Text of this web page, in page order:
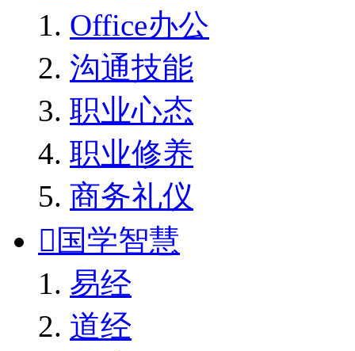
Office办公
沟通技能
职业心态
职业修养
商务礼仪
国学智慧
易经
道经